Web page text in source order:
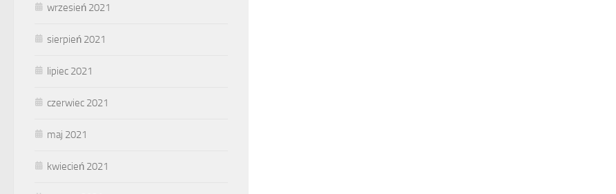
wrzesień 2021
sierpień 2021
lipiec 2021
czerwiec 2021
maj 2021
kwiecień 2021